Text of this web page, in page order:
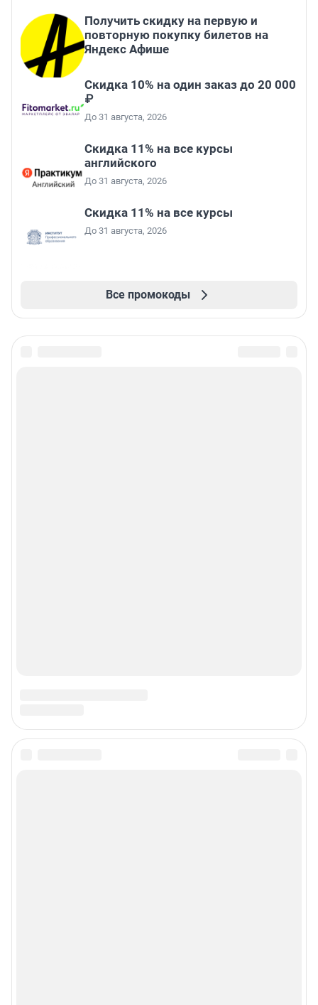
Получить скидку на первую и
повторную покупку билетов на
Яндекс Афише
Скидка 10% на один заказ до 20 000
₽
До 31 августа, 2026
Скидка 11% на все курсы
английского
До 31 августа, 2026
Скидка 11% на все курсы
До 31 августа, 2026
Все промокоды